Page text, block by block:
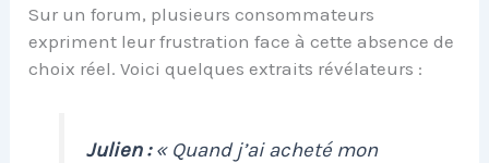
Sur un forum, plusieurs consommateurs
expriment leur frustration face à cette absence de
choix réel. Voici quelques extraits révélateurs :
Julien :« Quand j’ai acheté mon